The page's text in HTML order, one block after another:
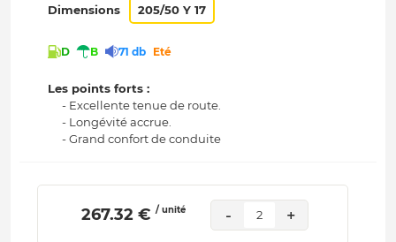
Dimensions 205/50 Y 17
D B 71 db Eté
Les points forts :
- Excellente tenue de route.
- Longévité accrue.
- Grand confort de conduite
267.32 € / unité - 2 +